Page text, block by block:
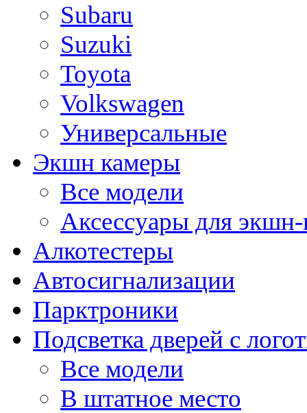
Subaru
Suzuki
Toyota
Volkswagen
Универсальные
Экшн камеры
Все модели
Аксессуары для
Алкотестеры
Автосигнализации
Парктроники
Подсветка дверей с
Все модели
В штатное место